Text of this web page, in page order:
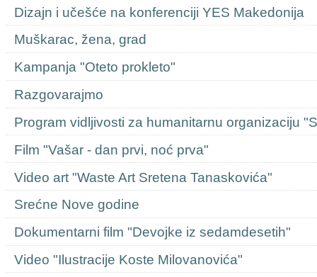
Dizajn i učešće na konferenciji YES Makedonija
Muškarac, žena, grad
Kampanja "Oteto prokleto"
Razgovarajmo
Program vidljivosti za humanitarnu organizaciju
Film "Vašar - dan prvi, noć prva"
Video art "Waste Art Sretena Tanaskovića"
Srećne Nove godine
Dokumentarni film "Devojke iz sedamdesetih"
Video "Ilustracije Koste Milovanovića"